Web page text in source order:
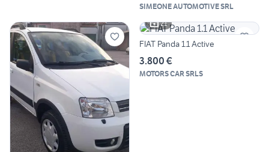
SIMEONE AUTOMOTIVE SRL
21
FIAT Panda 1.1 Active
3.800 €
MOTORS CAR SRLS